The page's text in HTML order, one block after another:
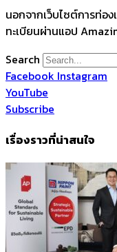
นอกจากเว็บไซต์การท่อ
ทะเบียนผ่านแอป
Search
Facebook Instagram
YouTube
Subscribe
เรื่องราวที่น่าสนใจ